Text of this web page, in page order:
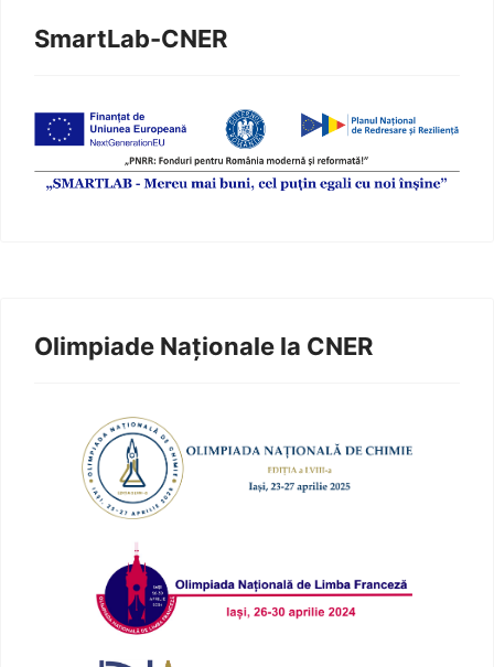
SmartLab-CNER
Olimpiade Naționale la CNER